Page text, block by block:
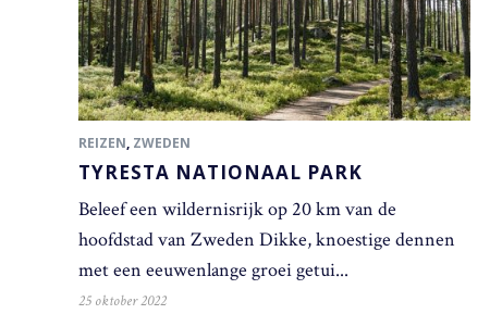
REIZEN, ZWEDEN
TYRESTA NATIONAAL PARK
Beleef een wildernisrijk op 20 km van de
hoofdstad van Zweden Dikke, knoestige dennen
met een eeuwenlange groei getui...
25 oktober 2022